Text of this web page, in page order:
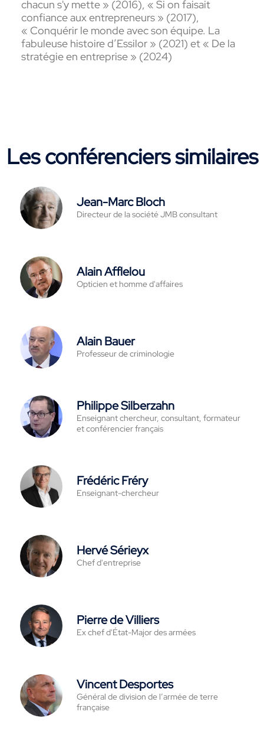
chacun s'y mette » (2016), « Si on faisait
confiance aux entrepreneurs » (2017),
« Conquérir le monde avec son équipe. La
fabuleuse histoire d’Essilor » (2021) et « De la
stratégie en entreprise » (2024)
Les conférenciers similaires
Jean-Marc Bloch
Directeur de la société JMB consultant
Alain Afflelou
Opticien et homme d'affaires
Alain Bauer
Professeur de criminologie
Philippe Silberzahn
Enseignant chercheur, consultant, formateur
et conférencier français
Frédéric Fréry
Enseignant-chercheur
Hervé Sérieyx
Chef d'entreprise
Pierre de Villiers
Ex chef d'État-Major des armées
Vincent Desportes
Général de division de l’armée de terre
française